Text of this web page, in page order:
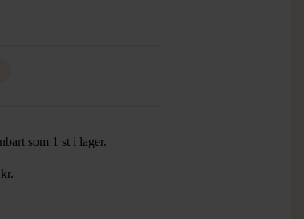
som 1 st i lager.